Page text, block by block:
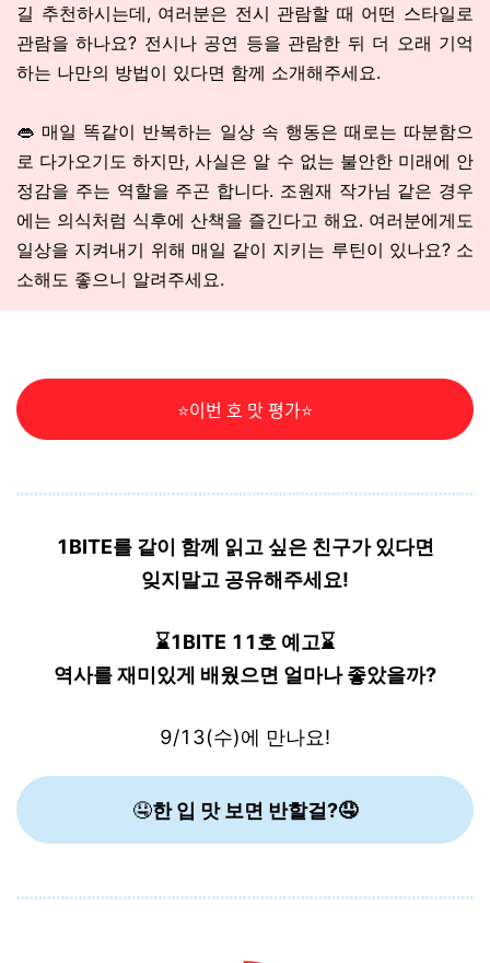
길 추천하시는데, 여러분은 전시 관람할 때 어떤 스타일로
관람을 하나요? 전시나 공연 등을 관람한 뒤 더 오래 기억
하는 나만의 방법이 있다면 함께 소개해주세요.
👄 매일 똑같이 반복하는 일상 속 행동은 때로는 따분함으
로 다가오기도 하지만, 사실은 알 수 없는 불안한 미래에 안
정감을 주는 역할을 주곤 합니다. 조원재 작가님 같은 경우
에는 의식처럼 식후에 산책을 즐긴다고 해요. 여러분에게도
일상을 지켜내기 위해 매일 같이 지키는 루틴이 있나요? 소
소해도 좋으니 알려주세요.
⭐이번 호 맛 평가⭐
1BITE를 같이 함께 읽고 싶은 친구가 있다면
잊지말고 공유해주세요!
⌛1BITE 11호 예고⌛
역사를 재미있게 배웠으면 얼마나 좋았을까?
9/13(수)에 만나요!
🤤한 입 맛 보면 반할걸?🤤